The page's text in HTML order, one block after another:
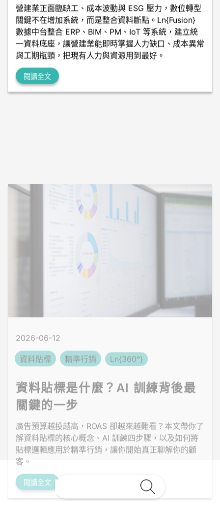
營建業正面臨缺工、成本波動與 ESG 壓力，數位轉型
關鍵不在增加系統，而是整合資料斷點。Ln{Fusion}
數據中台整合 ERP、BIM、PM、IoT 等系統，建立統
一資料底座，讓營建業能即時掌握人力缺口、成本異常
與工期瓶頸，把現有人力與資源用到最好。
閱讀全文
2026-06-12
資料貼標是什麼？AI 訓練背後最
關鍵的一步
廣告預算越投越高，ROAS 卻越來越難看？本文帶你了
解資料貼標的核心概念、AI 訓練四步驟，以及如何將
貼標邏輯應用於精準行銷，讓你開始真正聊解你的顧
客。
閱讀全文